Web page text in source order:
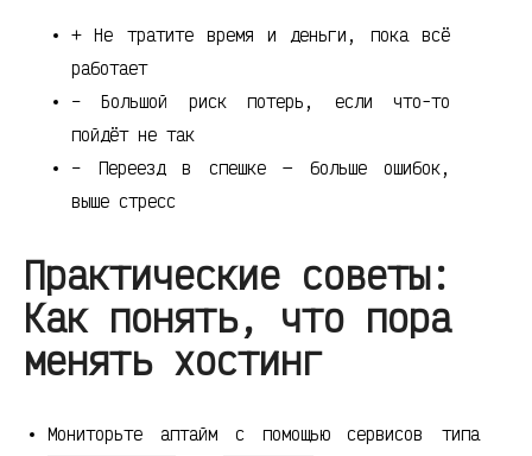
+ Не тратите время и деньги, пока всё
работает
– Большой риск потерь, если что-то
пойдёт не так
– Переезд в спешке — больше ошибок,
выше стресс
Практические советы:
Как понять, что пора
менять хостинг
Мониторьте аптайм с помощью сервисов типа